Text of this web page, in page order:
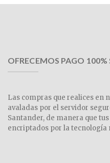
OFRECEMOS PAGO 100%
Las compras que realices en
avaladas por el servidor
Santander, de manera que
encriptados por la tecnología